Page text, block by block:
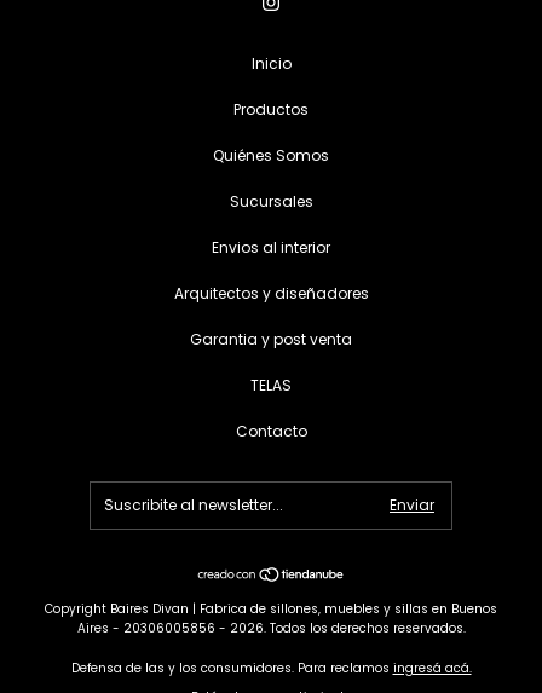
Inicio
Productos
Quiénes Somos
Sucursales
Envios al interior
Arquitectos y diseñadores
Garantia y post venta
TELAS
Contacto
Copyright Baires Divan | Fabrica de sillones, muebles y sillas en Buenos
Aires - 20306005856 - 2026. Todos los derechos reservados.
Defensa de las y los consumidores. Para reclamos ingresá acá.